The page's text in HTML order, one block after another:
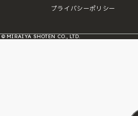
プライバシーポリシー
© MIRAIYA SHOTEN CO., LTD.